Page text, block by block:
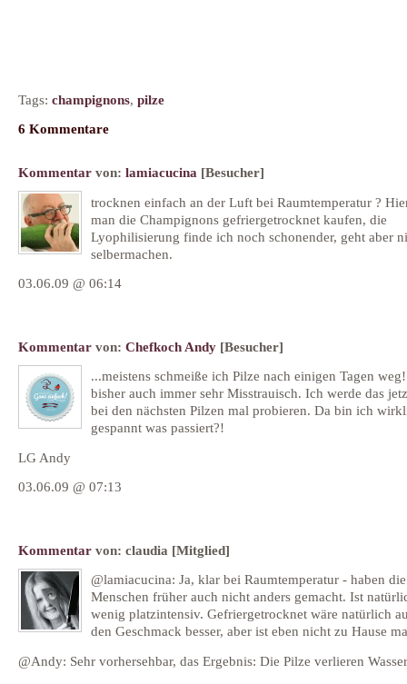
Tags: champignons, pilze
6 Kommentare
Kommentar von: lamiacucina [Besucher]
trocknen einfach an der Luft bei Raumtemperatur ?
man die Champignons gefriergetrocknet kaufen, die
Lyophilisierung finde ich noch schonender, geht aber
selbermachen.
03.06.09 @ 06:14
Kommentar von: Chefkoch Andy [Besucher]
...meistens schmeiße ich Pilze nach einigen Tagen
bisher auch immer sehr Misstrauisch. Ich werde das
bei den nächsten Pilzen mal probieren. Da bin ich
gespannt was passiert?!
LG Andy
03.06.09 @ 07:13
Kommentar von: claudia [Mitglied]
@lamiacucina: Ja, klar bei Raumtemperatur - haben die
Menschen früher auch nicht anders gemacht. Ist
wenig platzintensiv. Gefriergetrocknet wäre natürlich
den Geschmack besser, aber ist eben nicht zu Hause
@Andy: Sehr vorhersehbar, das Ergebnis: Die Pilze verlieren